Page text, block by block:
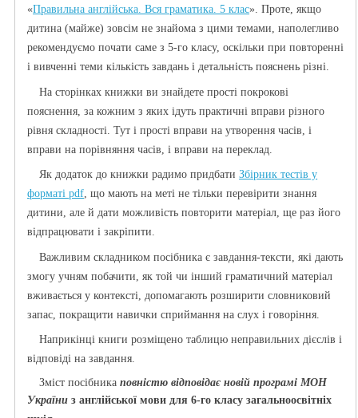
«Правильна англійська. Вся граматика. 5 клас». Проте, якщо
дитина (майже) зовсім не знайома з цими темами, наполегливо
рекомендуємо почати саме з 5-го класу, оскільки при повторенні
і вивченні теми кількість завдань і детальність пояснень різні.
На сторінках книжки ви знайдете прості покрокові
пояснення, за кожним з яких ідуть практичні вправи різного
рівня складності. Тут і прості вправи на утворення часів, і
вправи на порівняння часів, і вправи на переклад.
Як додаток до книжки радимо придбатиЗбірник тестів у
форматі pdf, що мають на меті не тільки перевірити знання
дитини, але й дати можливість повторити матеріал, ще раз його
відпрацювати і закріпити.
Важливим складником посібника є завдання-тексти, які дають
змогу учням побачити, як той чи інший граматичний матеріал
вживається у контексті, допомагають розширити словниковий
запас, покращити навички сприймання на слух і говоріння.
Наприкінці книги розміщено таблицю неправильних дієслів і
відповіді на завдання.
Зміст посібникаповністю відповідає новій програмі МОН
України з англійської мови для 6-го класу загальноосвітніх